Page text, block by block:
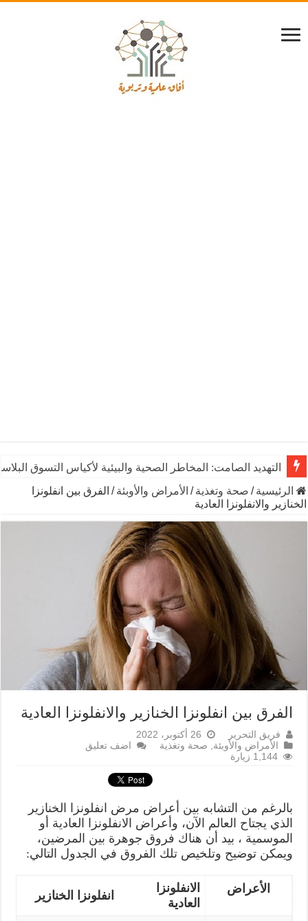
التهديد الصامت: المخاطر الصحية والبيئية لأكياس التسوق
الرئيسية / صحة وتغذية / الأمراض والأوبئة / الفرق بين انفلونزا
الخنازير والانفلونزا العادية
الفرق بين انفلونزا الخنازير والانفلونزا العادية
فريق التحرير
26 أكتوبر، 2022
الأمراض والأوبئة, صحة وتغذية
اضف تعليق
1,144 زيارة
بالرغم من التشابه بين أعراض مرض انفلونزا الخنازير
الذي يجتاح العالم الآن، وأعراض الانفلونزا العادية أو
الموسمية ، بيد أن هناك فروق جوهرة بين المرضين،
ويمكن توضيح وتلخيص تلك الفروق في الجدول التالي:
الأعراض
الانفلونزا
العادية
انفلونزا الخنازير